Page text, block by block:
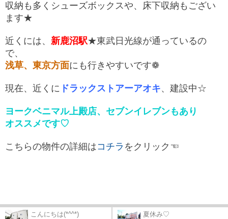
収納も多くシューズボックスや、床下収納もござい
ます★
近くには、 新鹿沼駅★東武日光線が通っているの
で、
浅草、東京方面にも行きやすいです❁
現在、近くに ドラックストアーアオキ、建設中☆
ヨークベニマル上殿店、セブンイレブンもあり
オススメです♡
こちらの物件の詳細はコチラ をクリック☜
こんにちは(*^^*) 夏休み♡